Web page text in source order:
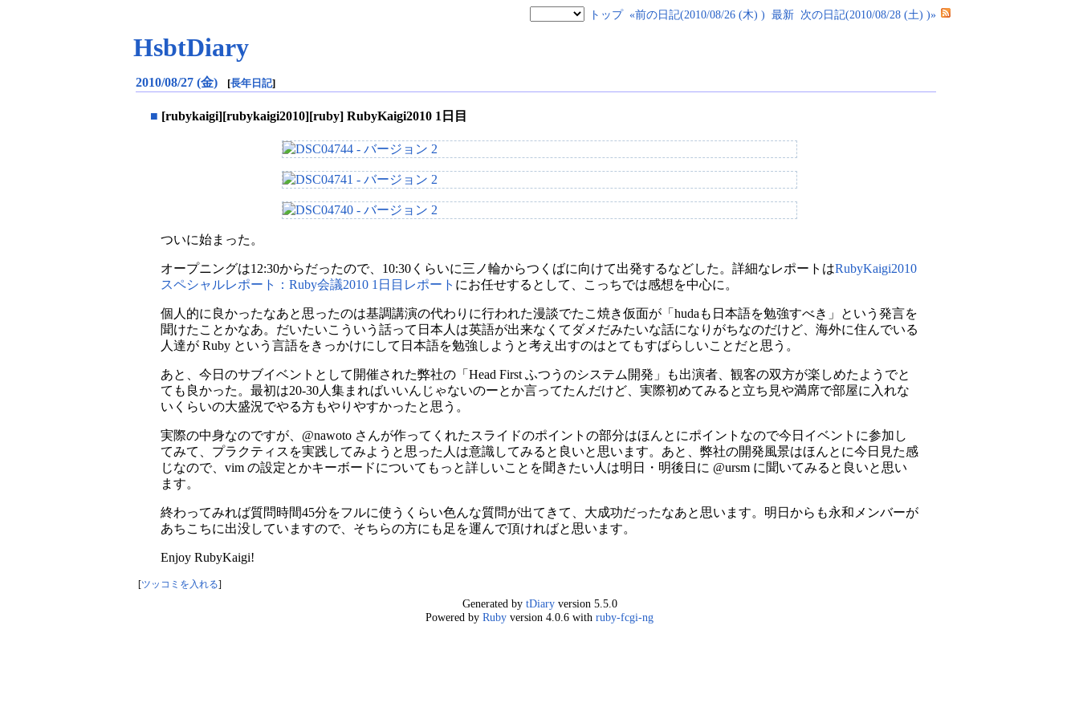
トップ «前の日記(2010/08/26 (木) ) 最新 次の日記(2010/08/28 (土) )»
HsbtDiary
2010/08/27 (金) [長年日記]
■ [rubykaigi][rubykaigi2010][ruby] RubyKaigi2010 1日目
ついに始まった。
オープニングは12:30からだったので、10:30くらいに三ノ輪からつくばに向けて出発するなどした。詳細なレポートはRubyKaigi2010
スペシャルレポート：Ruby会議2010 1日目レポート にお任せするとして、こっちでは感想を中心に。
個人的に良かったなあと思ったのは基調講演の代わりに行われた漫談でたこ焼き仮面が「hudaも日本語を勉強すべき」という発言を
聞けたことかなあ。だいたいこういう話って日本人は英語が出来なくてダメだみたいな話になりがちなのだけど、海外に住んでいる
人達が Ruby という言語をきっかけにして日本語を勉強しようと考え出すのはとてもすばらしいことだと思う。
あと、今日のサブイベントとして開催された弊社の「Head First ふつうのシステム開発」も出演者、観客の双方が楽しめたようでと
ても良かった。最初は20-30人集まればいいんじゃないのーとか言ってたんだけど、実際初めてみると立ち見や満席で部屋に入れな
いくらいの大盛況でやる方もやりやすかったと思う。
実際の中身なのですが、@nawoto さんが作ってくれたスライドのポイントの部分はほんとにポイントなので今日イベントに参加し
てみて、プラクティスを実践してみようと思った人は意識してみると良いと思います。あと、弊社の開発風景はほんとに今日見た感
じなので、vim の設定とかキーボードについてもっと詳しいことを聞きたい人は明日・明後日に @ursm に聞いてみると良いと思い
ます。
終わってみれば質問時間45分をフルに使うくらい色んな質問が出てきて、大成功だったなあと思います。明日からも永和メンバーが
あちこちに出没していますので、そちらの方にも足を運んで頂ければと思います。
Enjoy RubyKaigi!
[ツッコミを入れる]
Generated by tDiaryversion 5.5.0
Powered by Ruby version 4.0.6 with ruby-fcgi-ng